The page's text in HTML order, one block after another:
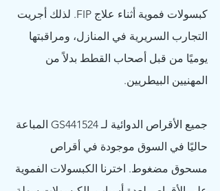
كبسولات فموية أثناء علاج FIP. لذلك أجريت
التجارب السريرية في المنازل، ومراقبتها
يوميًا من قبل أصحاب القطط بدلاً من
المهنيين البيطريين.
جميع الأقراص الدوائية لـ GS441524 المباعة
حاليًا في السوق موجودة في أقراص
مسحوق مضغوط. اخترنا الكبسولات الفموية